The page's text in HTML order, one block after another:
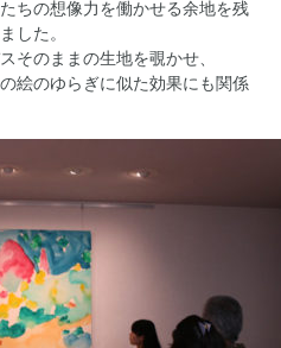
ちの想像力を働かせる余地を残
した。
そのままの生地を覗かせ、
絵のゆらぎに似た効果にも関係